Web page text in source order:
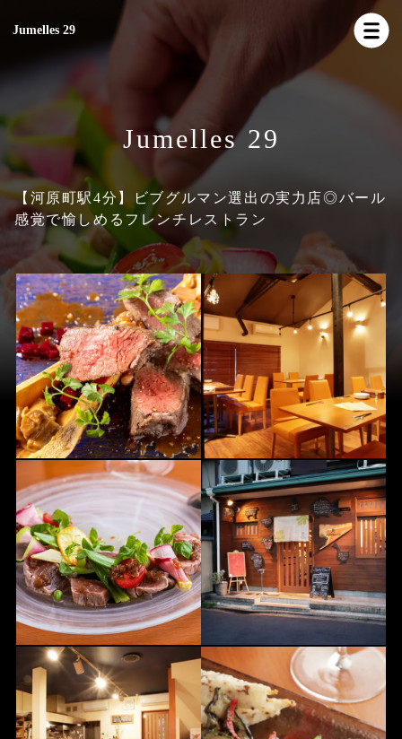
Jumelles 29
Jumelles 29
【河原町駅4分】ビブグルマン選出の実力店◎バール
感覚で愉しめるフレンチレストラン